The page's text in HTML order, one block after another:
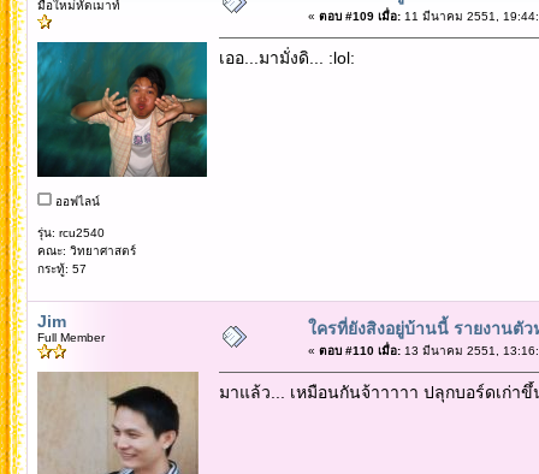
มือใหม่หัดเมาท์
ออฟไลน์
รุ่น: rcu2540
คณะ: วิทยาศาสตร์
กระทู้: 57
« ตอบ #109 เมื่อ:11 มีนาคม 2551,
เออ...มามั่งดิ... :lol:
Jim
Full Member ใครที่ยังสิงอยู่บ้านนี้ รายงานตัว
« ตอบ #110 เมื่อ:13 มีนาคม 2551,
มาแล้ว... เหมือนกันจ้าาาาา ปลุกบอร์ดเก่า